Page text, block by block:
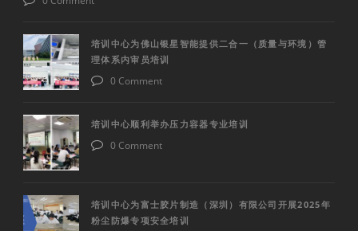
培训中心为佛山银星智能提供二合一（质量与环境）管
理体系内审员培训
0 Comment
培训中心顺利举办压力容器专业培训
0 Comment
培训中心为富士胶片制造（深圳）有限公司开展2025年
粉尘防爆专项安全培训